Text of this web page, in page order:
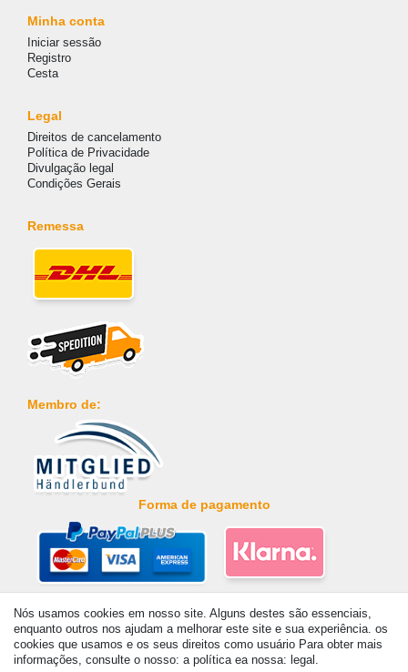
Minha conta
Iniciar sessão
Registro
Cesta
Legal
Direitos de cancelamento
Política de Privacidade
Divulgação legal
Condições Gerais
Remessa
Membro de:
Forma de pagamento
© Copyright 2026 | Todos os direitos reservados. - Prices incl. VAT. 19% VAT Basic prices
see article detail | * Applies to deliveries to the UK!
Nós usamos cookies em nosso site. Alguns destes são essenciais,
enquanto outros nos ajudam a melhorar este site e sua experiência. os
cookies que usamos e os seus direitos como usuário Para obter mais
informações, consulte o nosso: a política ea nossa: legal.